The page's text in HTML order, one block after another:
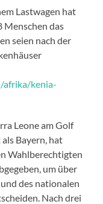
Lastwagen hat
Menschen das
seien nach der
afrika/kenia-
Leone am Golf
Bayern, hat
Wahlberechtigten
um über
des nationalen
Nach drei